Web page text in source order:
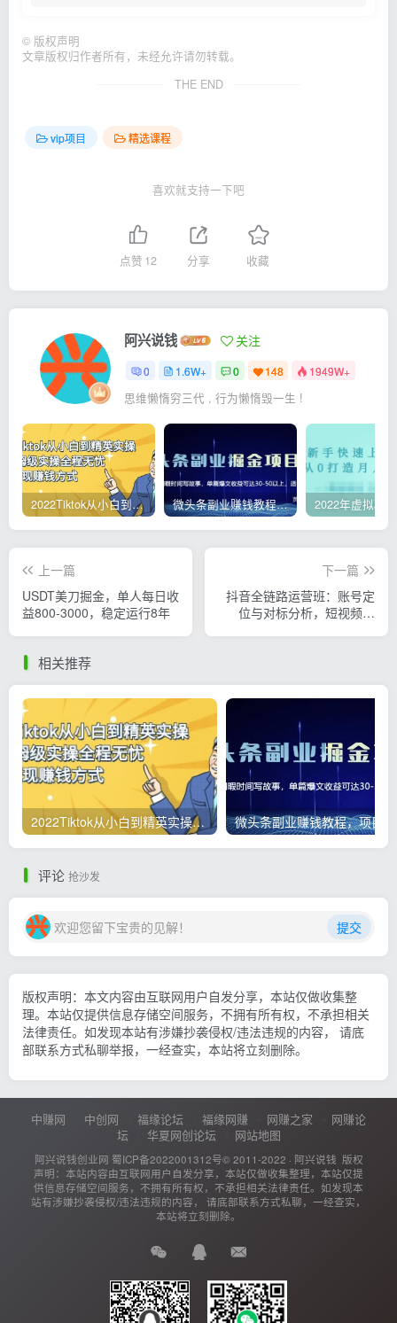
© 版权声明
文章版权归作者所有，未经允许请勿转载。
THE END
vip项目 精选课程
喜欢就支持一下吧
点赞 12 分享 收藏
阿兴说钱 关注
0 1.6W+ 0 148 1949W+
思维懒惰穷三代 , 行为懒惰毁一生 !
2022Tiktok从小白到精英实操，0-1保姆级实操全程无忧，多种变现赚钱方式 微头条副业赚钱教程，项目单号单天做到50-100+收益
上一篇
USDT美刀掘金，单人每日收
益800-3000，稳定运行8年
下一篇
抖音全链路运营班：账号定
位与对标分析，短视频创
相关推荐
2022Tiktok从小白到精英实操，0-1保姆级实操全程无忧，多种变现赚钱方式
评论 抢沙发
欢迎您留下宝贵的见解！ 提交
版权声明：本文内容由互联网用户自发分享，本站仅做收集整
理。本站仅提供信息存储空间服务，不拥有所有权，不承担相关
法律责任。如发现本站有涉嫌抄袭侵权/违法违规的内容， 请底
部联系方式私聊举报，一经查实，本站将立刻删除。
中赚网 中创网 福缘论坛 福缘网赚 网赚之家
网赚论
坛
华夏网创论坛 网站地图
阿兴说钱创业网 蜀ICP备2022001312号© 2011-2022 · 阿兴说钱 版权
声明：本站内容由互联网用户自发分享，本站仅做收集整理，本站仅提
供信息存储空间服务，不拥有所有权，不承担相关法律责任。如发现本
站有涉嫌抄袭侵权/违法违规的内容， 请底部联系方式私聊，一经查实，
本站将立刻删除。